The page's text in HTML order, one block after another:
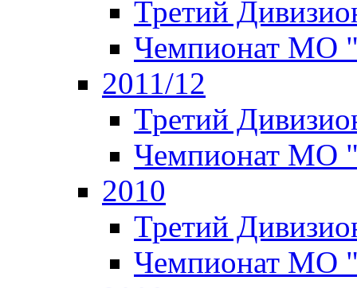
Третий
Чемпионат МО
2011/12
Третий
Чемпионат МО
2010
Третий
Чемпионат МО